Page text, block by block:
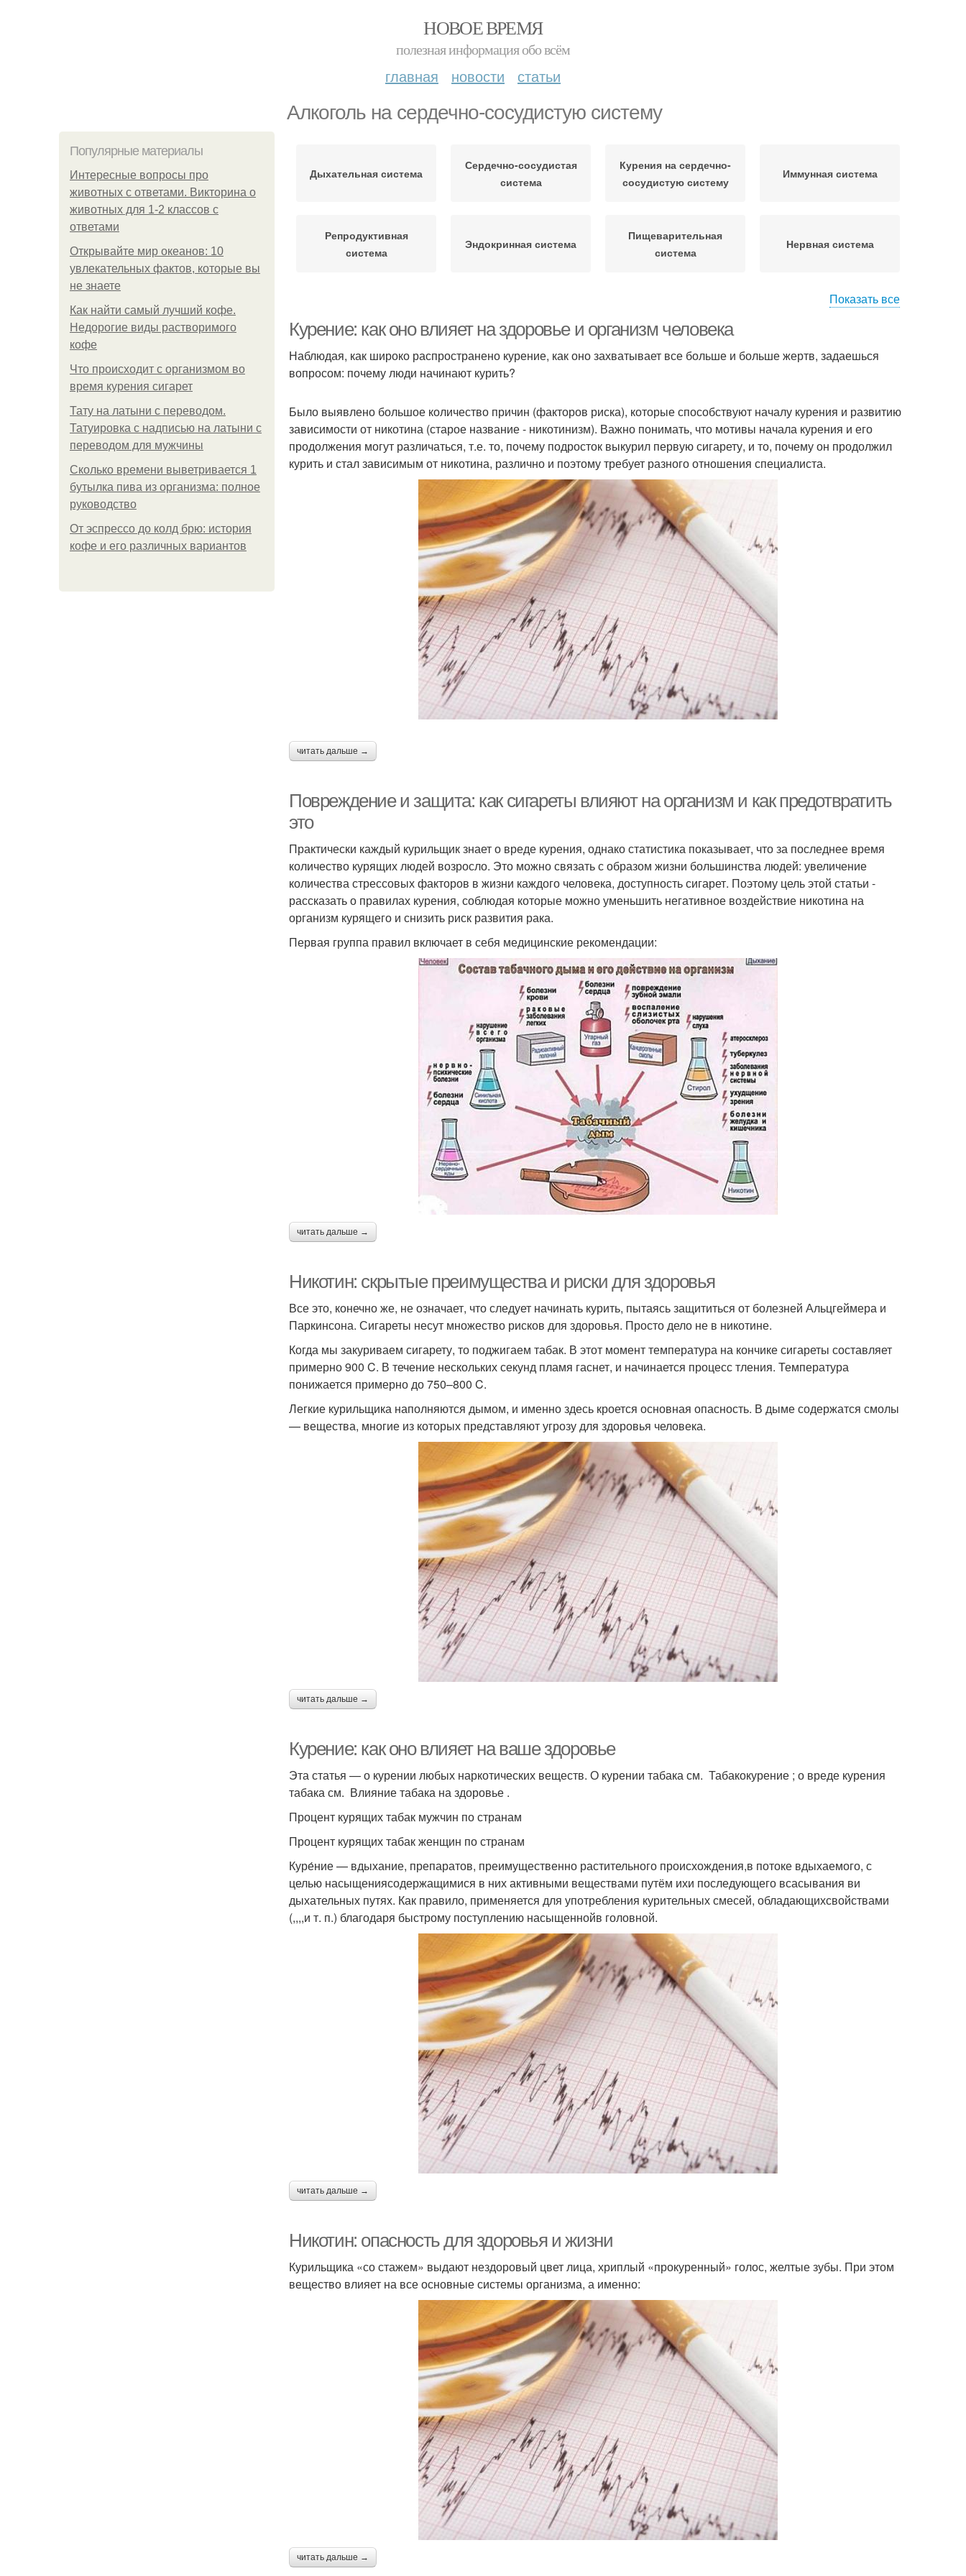
НОВОЕ ВРЕМЯ
полезная информация обо всём
главная новости статьи
Алкоголь на сердечно-сосудистую систему
Популярные материалы
Интересные вопросы про
животных с ответами. Викторина о
животных для 1-2 классов с
ответами
Открывайте мир океанов: 10
увлекательных фактов, которые вы
не знаете
Как найти самый лучший кофе.
Недорогие виды растворимого
кофе
Что происходит с организмом во
время курения сигарет
Тату на латыни с переводом.
Татуировка с надписью на латыни с
переводом для мужчины
Сколько времени выветривается 1
бутылка пива из организма: полное
руководство
От эспрессо до колд брю: история
кофе и его различных вариантов
Дыхательная система
Сердечно-сосудистая
система
Курения на сердечно-
сосудистую систему
Иммунная система
Репродуктивная
система
Эндокринная система
Пищеварительная
система
Нервная система
Показать все
Курение: как оно влияет на здоровье и организм человека
Наблюдая, как широко распространено курение, как оно захватывает все больше и больше жертв, задаешься
вопросом: почему люди начинают курить?
Было выявлено большое количество причин (факторов риска), которые способствуют началу курения и развитию
зависимости от никотина (старое название - никотинизм). Важно понимать, что мотивы начала курения и его
продолжения могут различаться, т.е. то, почему подросток выкурил первую сигарету, и то, почему он продолжил
курить и стал зависимым от никотина, различно и поэтому требует разного отношения специалиста.
читать дальше →
Повреждение и защита: как сигареты влияют на организм и как предотвратить
это
Практически каждый курильщик знает о вреде курения, однако статистика показывает, что за последнее время
количество курящих людей возросло. Это можно связать с образом жизни большинства людей: увеличение
количества стрессовых факторов в жизни каждого человека, доступность сигарет. Поэтому цель этой статьи -
рассказать о правилах курения, соблюдая которые можно уменьшить негативное воздействие никотина на
организм курящего и снизить риск развития рака.
Первая группа правил включает в себя медицинские рекомендации:
читать дальше →
Никотин: скрытые преимущества и риски для здоровья
Все это, конечно же, не означает, что следует начинать курить, пытаясь защититься от болезней Альцгеймера и
Паркинсона. Сигареты несут множество рисков для здоровья. Просто дело не в никотине.
Когда мы закуриваем сигарету, то поджигаем табак. В этот момент температура на кончике сигареты составляет
примерно 900 C. В течение нескольких секунд пламя гаснет, и начинается процесс тления. Температура
понижается примерно до 750–800 C.
Легкие курильщика наполняются дымом, и именно здесь кроется основная опасность. В дыме содержатся смолы
— вещества, многие из которых представляют угрозу для здоровья человека.
читать дальше →
Курение: как оно влияет на ваше здоровье
Эта статья — о курении любых наркотических веществ. О курении табака см. Табакокурение ; о вреде курения
табака см. Влияние табака на здоровье .
Процент курящих табак мужчин по странам
Процент курящих табак женщин по странам
Куре́ние — вдыхание, препаратов, преимущественно растительного происхождения,в потоке вдыхаемого, с
целью насыщениясодержащимися в них активными веществами путём ихи последующего всасывания ви
дыхательных путях. Как правило, применяется для употребления курительных смесей, обладающихсвойствами
(,,,,и т. п.) благодаря быстрому поступлению насыщеннойв головной.
читать дальше →
Никотин: опасность для здоровья и жизни
Курильщика «со стажем» выдают нездоровый цвет лица, хриплый «прокуренный» голос, желтые зубы. При этом
вещество влияет на все основные системы организма, а именно:
читать дальше →